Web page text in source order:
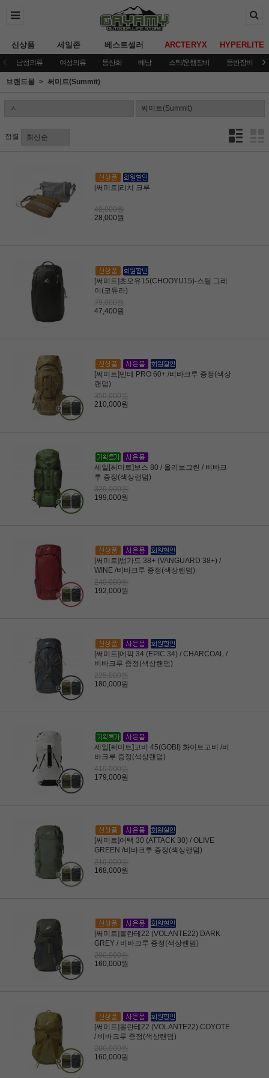
신상품 세일존 베스트셀러 ARCTERYX HYPERLITE
남성의류 여성의류 등산화 배낭 스틱/운행장비 등반장비
브랜드몰 써미트(Summit)
정렬
[써미트]리치 크루
40,000원
28,000원
[써미트]초오유15(CHOOYU15)-스틸 그레
이(코듀라)
79,000원
47,400원
[써미트]만테 PRO 60+ /비바크루 증정(색상
랜덤)
350,000원
210,000원
세일[써미트]보스 80 / 올리브그린 / 비바크
루 증정(색상랜덤)
329,000원
199,000원
[써미트]뱅가드 38+ (VANGUARD 38+) /
WINE /비바크루 증정(색상랜덤)
240,000원
192,000원
[써미트]에픽 34 (EPIC 34) / CHARCOAL /
비바크루 증정(색상랜덤)
225,000원
180,000원
세일[써미트]고비 45(GOBI) 화이트고비 /비
바크루 증정(색상랜덤)
410,000원
179,000원
[써미트]어택 30 (ATTACK 30) / OLIVE
GREEN /비바크루 증정(색상랜덤)
210,000원
168,000원
[써미트]볼란테22 (VOLANTE22) DARK
GREY / 비바크루 증정(색상랜덤)
200,000원
160,000원
[써미트]볼란테22 (VOLANTE22) COYOTE
/ 비바크루 증정(색상랜덤)
200,000원
160,000원